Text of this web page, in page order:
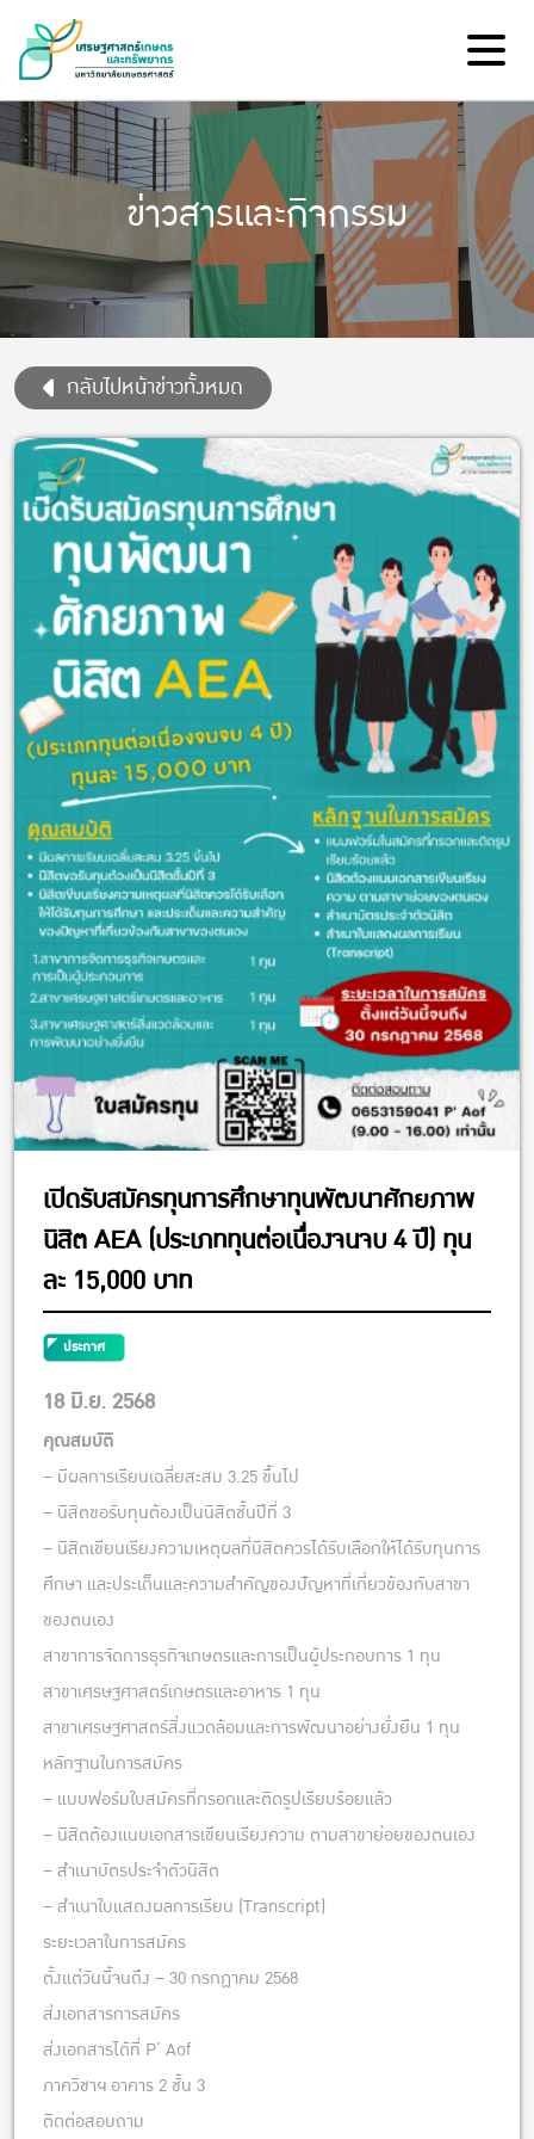
ข่าวสารและกิจกรรม
กลับไปหน้าข่าวทั้งหมด
เปิดรับสมัครทุนการศึกษาทุนพัฒนาศักยภาพ
นิสิต AEA (ประเภททุนต่อเนื่องจนจบ 4 ปี) ทุน
ละ 15,000 บาท
ประกาศ
18 มิ.ย. 2568
คุณสมบัติ
– มีผลการเรียนเฉลี่ยสะสม 3.25 ขึ้นไป
– นิสิตขอรับทุนต้องเป็นนิสิตชั้นปีที่ 3
– นิสิตเขียนเรียงความเหตุผลที่นิสิตควรได้รับเลือกให้ได้รับทุนการ
ศึกษา และประเด็นและความสำคัญของปัญหาที่เกี่ยวข้องกับสาขา
ของตนเอง
สาขาการจัดการธุรกิจเกษตรและการเป็นผู้ประกอบการ 1 ทุน
สาขาเศรษฐศาสตร์เกษตรและอาหาร 1 ทุน
สาขาเศรษฐศาสตร์สิ่งแวดล้อมและการพัฒนาอย่างยั่งยืน 1 ทุน
หลักฐานในการสมัคร
– แบบฟอร์มใบสมัครที่กรอกและติดรูปเรียบร้อยแล้ว
– นิสิตต้องแนบเอกสารเขียนเรียงความ ตามสาขาย่อยของตนเอง
– สำเนาบัตรประจำตัวนิสิต
– สำเนาใบแสดงผลการเรียน (Transcript)
ระยะเวลาในการสมัคร
ตั้งแต่วันนี้จนถึง – 30 กรกฏาคม 2568
ส่งเอกสารการสมัคร
ส่งเอกสารได้ที่ P’ Aof
ภาควิชาฯ อาคาร 2 ชั้น 3
ติดต่อสอบถาม